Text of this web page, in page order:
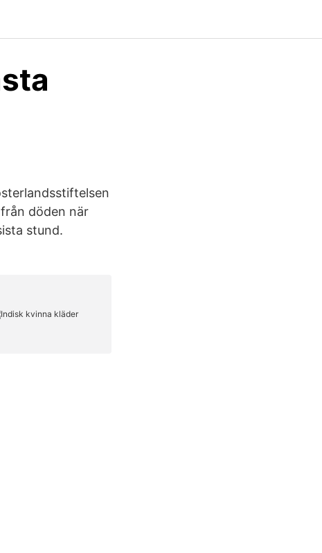
döden när
stund.